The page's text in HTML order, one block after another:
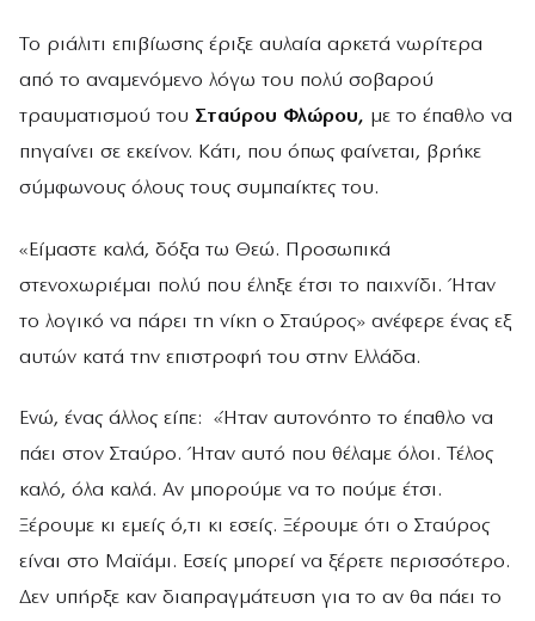
Το ριάλιτι επιβίωσης έριξε αυλαία αρκετά νωρίτερα
από το αναμενόμενο λόγω του πολύ σοβαρού
τραυματισμού του Σταύρου Φλώρου, με το έπαθλο να
πηγαίνει σε εκείνον. Κάτι, που όπως φαίνεται, βρήκε
σύμφωνους όλους τους συμπαίκτες του.
«Είμαστε καλά, δόξα τω Θεώ. Προσωπικά
στενοχωριέμαι πολύ που έληξε έτσι το παιχνίδι. Ήταν
το λογικό να πάρει τη νίκη ο Σταύρος» ανέφερε ένας εξ
αυτών κατά την επιστροφή του στην Ελλάδα.
Ενώ, ένας άλλος είπε: «Ήταν αυτονόητο το έπαθλο να
πάει στον Σταύρο. Ήταν αυτό που θέλαμε όλοι. Τέλος
καλό, όλα καλά. Αν μπορούμε να το πούμε έτσι.
Ξέρουμε κι εμείς ό,τι κι εσείς. Ξέρουμε ότι ο Σταύρος
είναι στο Μαϊάμι. Εσείς μπορεί να ξέρετε περισσότερο.
Δεν υπήρξε καν διαπραγμάτευση για το αν θα πάει το